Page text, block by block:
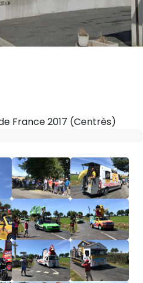
France 2017 (Centrès)